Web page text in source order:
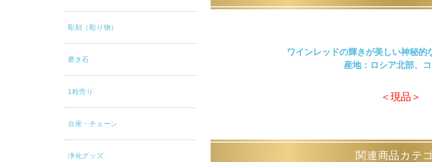
彫刻（彫り物）
磨き石
1粒売り
台座・チェーン
浄化グッズ
ワインレッドの輝きが美しい神秘的
産地：ロシア北部、
＜現品＞
関連商品カテ